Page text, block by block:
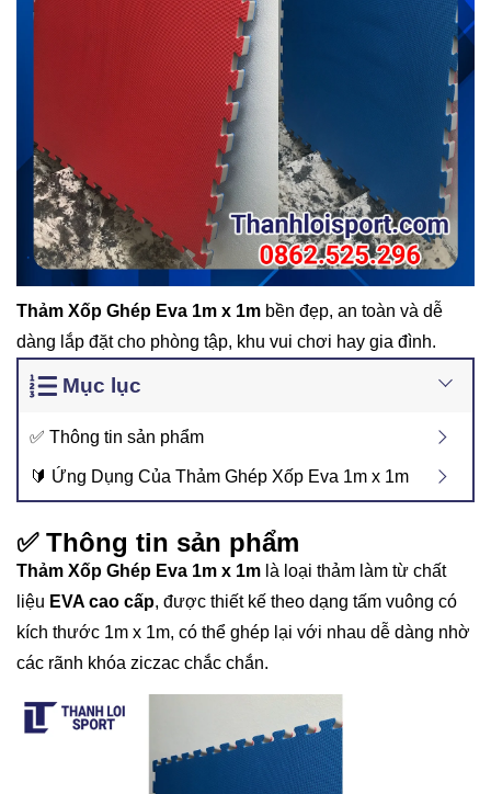
Thảm Xốp Ghép Eva 1m x 1m bền đẹp, an toàn và dễ
dàng lắp đặt cho phòng tập, khu vui chơi hay gia đình.
Mục lục
✅ Thông tin sản phẩm
🔰 Ứng Dụng Của Thảm Ghép Xốp Eva 1m x 1m
✅Thông tin sản phẩm
Thảm Xốp Ghép Eva 1m x 1m là loại thảm làm từ chất
liệu EVA cao cấp, được thiết kế theo dạng tấm vuông có
kích thước 1m x 1m, có thể ghép lại với nhau dễ dàng nhờ
các rãnh khóa ziczac chắc chắn.